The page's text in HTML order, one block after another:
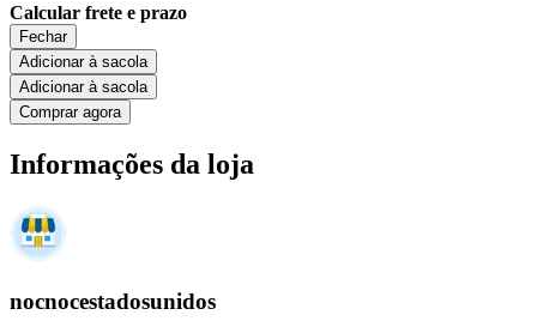
Calcular frete e prazo
Fechar
Adicionar à sacola
Adicionar à sacola
Comprar agora
Informações da loja
nocnocestadosunidos